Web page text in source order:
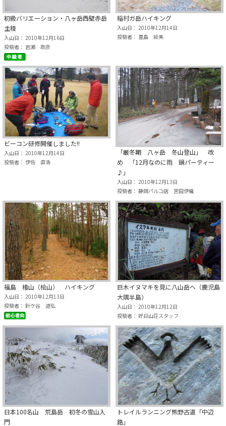
初級バリエーション・八ヶ岳西壁赤岳
主稜
入山日： 2010年12月16日
投稿者： 岩瀬 政彦
稲村ガ岳ハイキング
入山日： 2010年12月14日
投稿者： 豊島 絵美
ビーコン研修開催しました!!
入山日： 2010年12月14日
投稿者： 伊佐 直浩
「厳冬期 八ヶ岳 冬山登山」 改
め 「12月なのに雨 鍋パーティー
♪」
入山日： 2010年12月13日
投稿者： 静岡パルコ店 宮田伊織
福島 檜山（桧山） ハイキング
入山日： 2010年12月13日
投稿者： 針ケ谷 道弘
巨木イヌマキを見に八山岳へ（鹿児島
大隅半島）
入山日： 2010年12月12日
投稿者： 好日山荘スタッフ
日本100名山 荒島岳 初冬の雪山入
門
トレイルランニング熊野古道「中辺
路」